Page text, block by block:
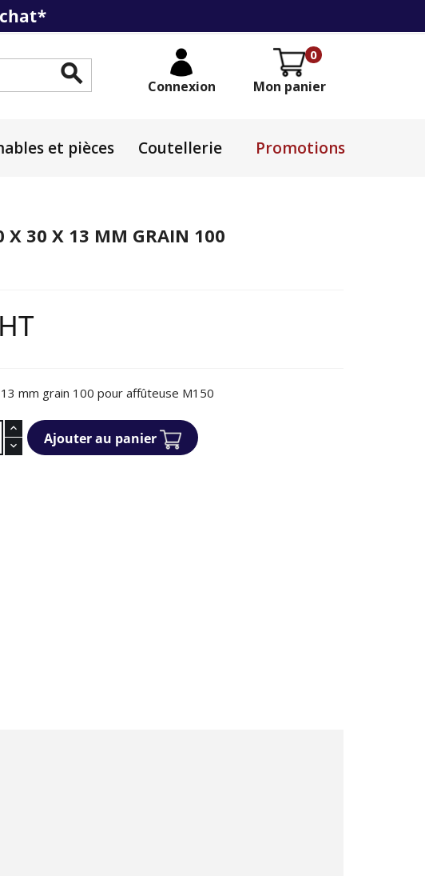
0
Mon panier
 Connexion
et pièces Coutellerie Promotions
X 30 X 13 MM GRAIN 100
HT
mm grain 100 pour affûteuse M150
Ajouter au panier